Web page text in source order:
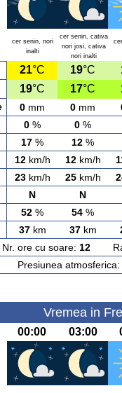
cer senin, nori
inalti
cer senin, cativa
nori josi, cativa
nori inalti
21°C 19°C
19°C 17°C
0 mm 0 mm
0 % 0 %
17 % 12 %
12km/h 12km/h
23km/h 25km/h
N N
52 % 54 %
37km 37km
Nr. ore cu soare: 12
atmosferica:
Vremea in
00:00 03:00